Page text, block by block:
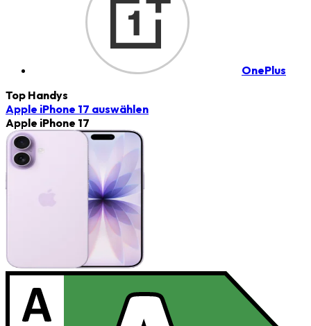
OnePlus
Top Handys
Apple iPhone 17 auswählen
Apple iPhone 17